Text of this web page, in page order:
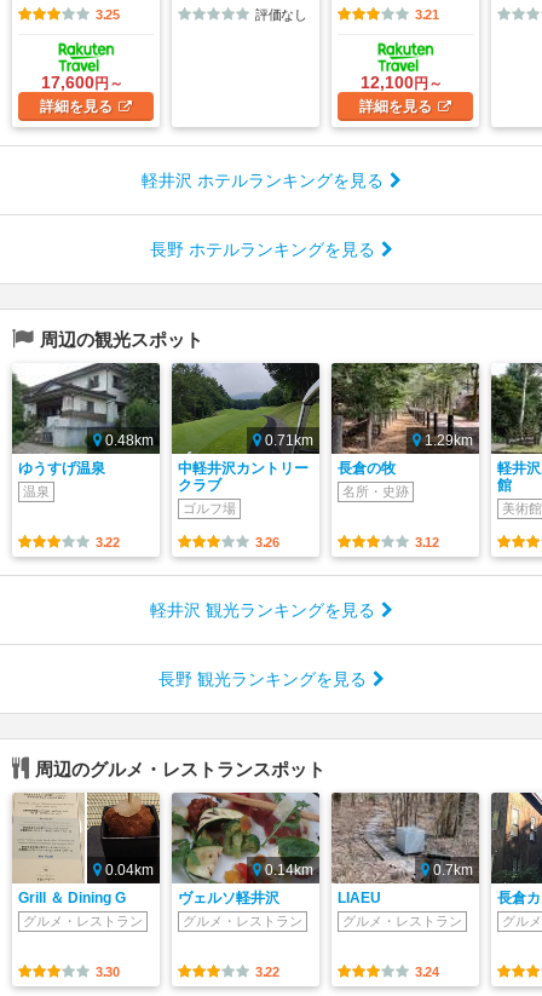
3.25
17,600円～
詳細を見る
評価なし 3.21
12,100円～
詳細を見る
軽井沢 ホテルランキングを見る
長野 ホテルランキングを見る
周辺の観光スポット
0.48km
ゆうすげ温泉
温泉
3.22
0.71km
中軽井沢カントリー
クラブ
ゴルフ場
3.26
1.29km
長倉の牧
名所・史跡
3.12
軽井
館
美術
軽井沢 観光ランキングを見る
長野 観光ランキングを見る
周辺のグルメ・レストランスポット
0.04km
Grill ＆ Dining G
グルメ・レストラン
3.30
0.14km
ヴェルソ軽井沢
グルメ・レストラン
3.22
0.7km
LIAEU
グルメ・レストラン
3.24
長倉
グル